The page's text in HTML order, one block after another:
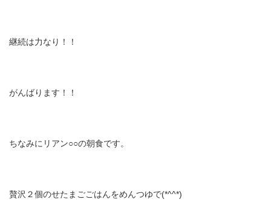
継続は力なり！！
がんばります！！
ちなみにリアン○○の朝食です。
贅沢２個のせたまごごはんをめんつゆで(*^^*)